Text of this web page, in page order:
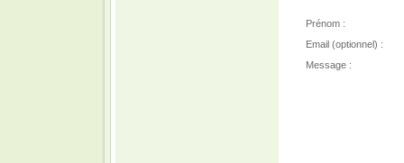
Prénom :
Email (optionnel) :
Message :